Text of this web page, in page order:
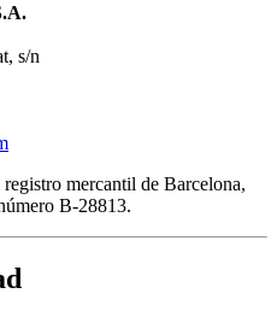
s/n
mercantil de Barcelona,
B-28813.